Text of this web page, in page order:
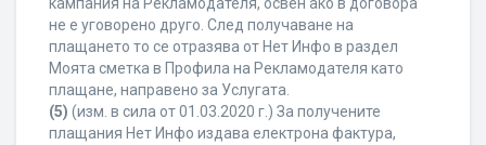
не е уговорено друго. След получаване на
плащането то се отразява от Нет Инфо в раздел
Моята сметка в Профила на Рекламодателя като
плащане, направено за Услугата.
(5) (изм. в сила от 01.03.2020 г.) За получените
плащания Нет Инфо издава електрона фактура,